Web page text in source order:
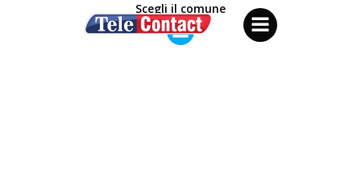
Vai
al
contenuto
Scegli il comune